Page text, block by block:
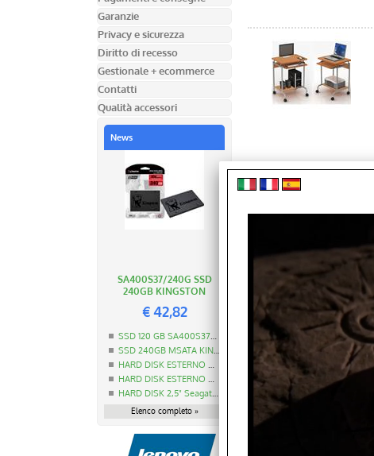
Garanzie
Privacy e sicurezza
Diritto di recesso
Gestionale + ecommerce
Contatti
Qualità accessori
News
SA400S37/240G SSD
240GB KINGSTON
€42,82
SSD 120 GB SA400S37/120G KINGSTON
SSD 240GB MSATA KINGSTON
HARD DISK ESTERNO MAXTOR M3 1TB STSHX-M101TCBM
HARD DISK ESTERNO MAXTOR M3 2TB STSHX-M201TCBM
HARD DISK 2,5" Seagate Guardian BarraCuda 1TB 5400RPM
Elenco completo »